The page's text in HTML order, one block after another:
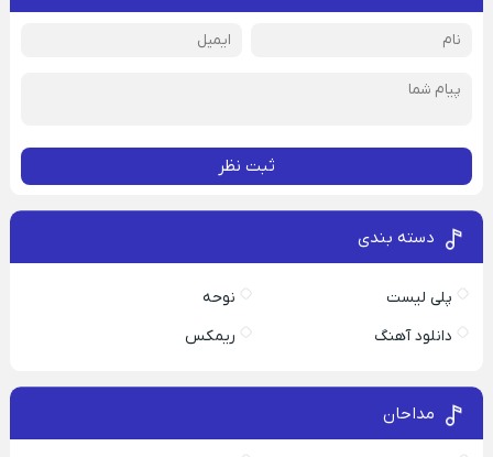
ثبت نظر
دسته بندی
پلی لیست
نوحه
دانلود آهنگ
ریمکس
مداحان